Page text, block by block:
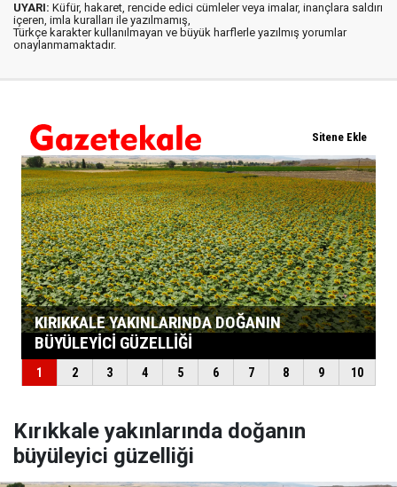
UYARI: Küfür, hakaret, rencide edici cümleler veya imalar, inançlara saldırı
içeren, imla kuralları ile yazılmamış,
Türkçe karakter kullanılmayan ve büyük harflerle yazılmış yorumlar
onaylanmamaktadır.
Kırıkkale yakınlarında doğanın
büyüleyici güzelliği